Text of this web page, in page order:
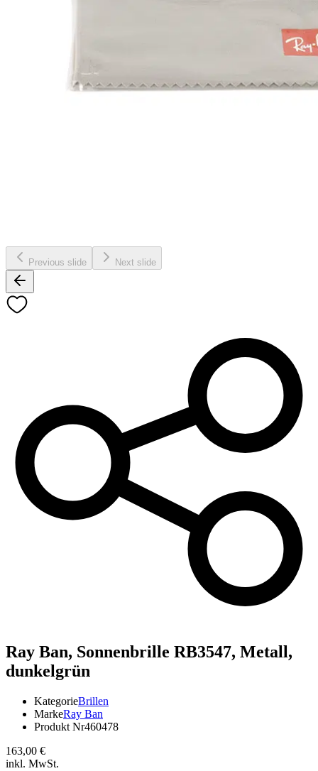
Previous slide Next slide
Ray Ban, Sonnenbrille RB3547, Metall,
dunkelgrün
KategorieBrillen
MarkeRay Ban
Produkt Nr460478
163,00 €
inkl. MwSt.